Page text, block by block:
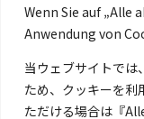
Wenn Sie auf
Anwendung von
当ウェブサイトでは
ため、クッキーを利
ただける場合は『
コラムの紹介
コラム一覧